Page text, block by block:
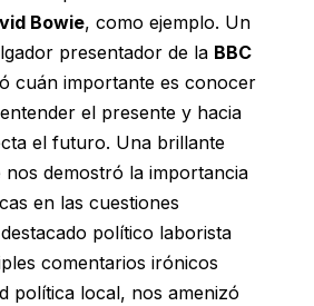
Bowie, como ejemplo. Un
presentador de la BBC
cuán importante es conocer
el presente y hacia
el futuro. Una brillante
nos demostró la importancia
en las cuestiones
político laborista
comentarios irónicos
política local, nos amenizó